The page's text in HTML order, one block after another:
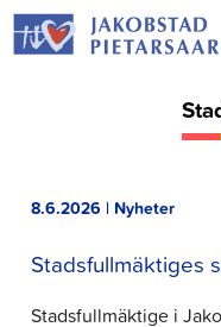
Hoppa
till
8.6.2026 | Nyheter
Stadsfullmäktiges
Stadsfullmäktige i